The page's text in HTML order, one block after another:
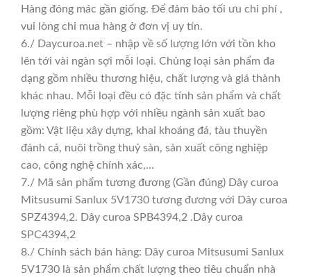
Hàng đóng mác gần giống. Để đảm bảo tối ưu chi phí ,
vui lòng chỉ mua hàng ở đơn vị uy tín.
6./ Daycuroa.net – nhập về số lượng lớn với tồn kho
lên tới vài ngàn sợi mỗi loại. Chủng loại sản phẩm đa
dạng gồm nhiều thương hiệu, chất lượng và giá thành
khác nhau. Mỗi loại đều có đặc tính sản phẩm và chất
lượng riêng phù hợp với nhiều ngành sản xuất bao
gồm: Vật liệu xây dựng, khai khoáng đá, tàu thuyền
đánh cá, nuôi trồng thuỷ sản, sản xuất công nghiệp
cao, công nghệ chính xác,…
7./ Mã sản phẩm tương đương (Gần đúng) Dây curoa
Mitsusumi Sanlux 5V1730 tương đương với Dây curoa
SPZ4394,2. Dây curoa SPB4394,2 .Dây curoa
SPC4394,2
8./ Chính sách bán hàng: Dây curoa Mitsusumi Sanlux
5V1730 là sản phẩm chất lượng theo tiêu chuẩn nhà